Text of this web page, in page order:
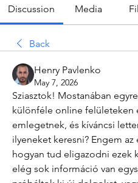
Discussion Media
Back
Henry Pavlenko
May 7, 2026
Sziasztok! Mostanában
különféle online felületeken
emlegetnek, és kíváncsi
ilyeneket keresni? Engem
hogyan tud eligazodni ezek
elég sok információ van